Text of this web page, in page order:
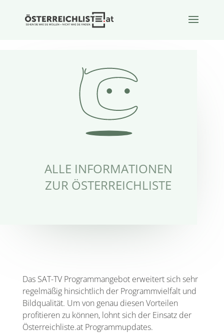
ALLE INFORMATIONEN
ZUR ÖSTERREICHLISTE
Das SAT-TV Programmangebot erweitert sich sehr
regelmäßig hinsichtlich der Programmvielfalt und
Bildqualität. Um von genau diesen Vorteilen
profitieren zu können, lohnt sich der Einsatz der
Österreichliste.at Programmupdates.